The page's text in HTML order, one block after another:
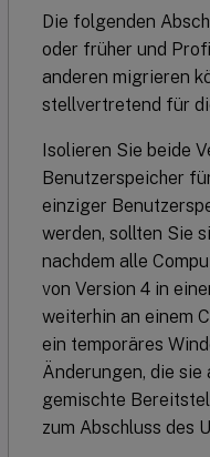
Die folgenden
oder früher und
anderen migrieren
stellvertretend für
Isolieren Sie beide
Benutzerspeicher
einziger
werden, sollten Sie
nachdem alle
von Version 4 in
weiterhin an einem
ein temporäres
Änderungen, die sie
gemischte
zum Abschluss des